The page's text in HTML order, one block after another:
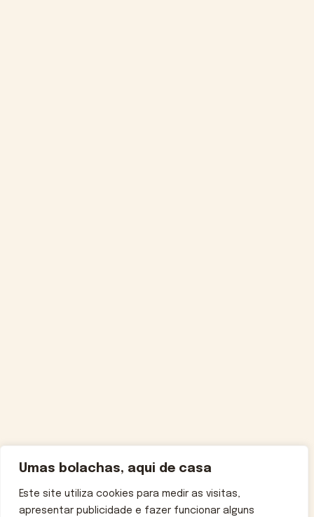
Umas bolachas, aqui de casa
Este site utiliza cookies para medir as visitas,
apresentar publicidade e fazer funcionar alguns